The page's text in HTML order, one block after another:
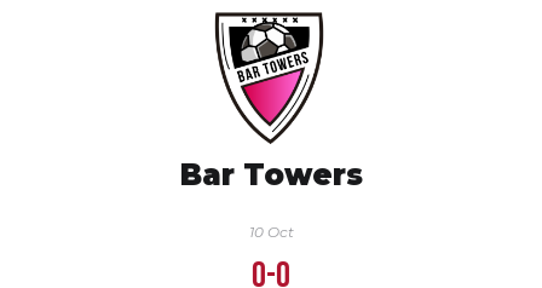
Bar Towers
10 Oct
0-0